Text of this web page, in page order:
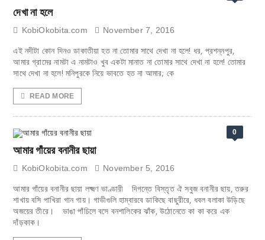
দেখা না হলে
KobiOkobita.com November 7, 2016
এই নদীটা কোন দিনও ডাকাতীয়া হত না তোমার সাথে দেখা না হলে! ধর, প্রশন্নপুর,
আমার গ্রামের নামটা এ নামটাও খুব একটা মানাত না তোমার সাথে দেখা না হলে! তোমার
সাথে দেখা না হলে! মনিপুরকে নিয়ে ভাবতে হত না আমার; কে
READ MORE
0
আমার গাঁয়ের বনানীর ছায়া
KobiOkobita.com November 5, 2016
­­­­­আমার গাঁয়ের বনানীর ছায়া লক্ষ্মণ ভাণ্ডারী দিগন্তে বিস্তৃত ঐ সবুজ বনানীর ছায়, তরুর
শাখায় বসি পাখিরা গান গায়। গাভীগুলি হাম্বারবে ডাকিছে বাছুরীরে, ধবল বলাকা উড়িছে
অজয়ের তীরে। ভাঙা পাঁচিলে বসে বনশালিকের ঝাঁক, উঠোনেতে কা কা করে এক
দাঁড়কাক।